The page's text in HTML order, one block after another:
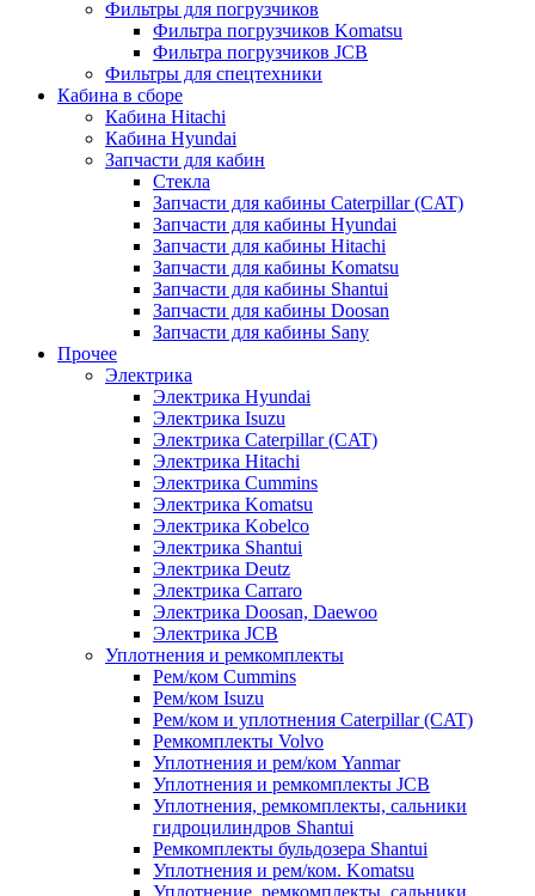
Фильтры для погрузчиков
Фильтра погрузчиков Komatsu
Фильтра погрузчиков JCB
Фильтры для спецтехники
Кабина в сборе
Кабина Hitachi
Кабина Hyundai
Запчасти для кабин
Стекла
Запчасти для кабины Caterpillar (CAT)
Запчасти для кабины Hyundai
Запчасти для кабины Hitachi
Запчасти для кабины Komatsu
Запчасти для кабины Shantui
Запчасти для кабины Doosan
Запчасти для кабины Sany
Прочее
Электрика
Электрика Hyundai
Электрика Isuzu
Электрика Caterpillar (CAT)
Электрика Hitachi
Электрика Cummins
Электрика Komatsu
Электрика Kobelco
Электрика Shantui
Электрика Deutz
Электрика Carraro
Электрика Doosan, Daewoo
Электрика JCB
Уплотнения и ремкомплекты
Рем/ком Cummins
Рем/ком Isuzu
Рем/ком и уплотнения Caterpillar (CAT)
Ремкомплекты Volvo
Уплотнения и рем/ком Yanmar
Уплотнения и ремкомплекты JCB
Уплотнения, ремкомплекты, сальники
гидроцилиндров Shantui
Ремкомплекты бульдозера Shantui
Уплотнения и рем/ком. Komatsu
Уплотнение, ремкомплекты, сальники